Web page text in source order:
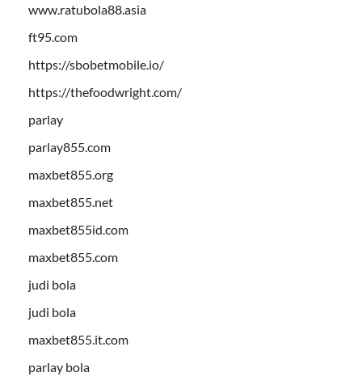
www.ratubola88.asia
ft95.com
https://sbobetmobile.io/
https://thefoodwright.com/
parlay
parlay855.com
maxbet855.org
maxbet855.net
maxbet855id.com
maxbet855.com
judi bola
judi bola
maxbet855.it.com
parlay bola